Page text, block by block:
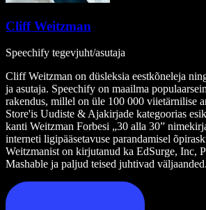
Cliff Weitzman
Speechify tegevjuht/asutaja
Cliff Weitzman on düsleksia eestkõneleja
ja asutaja. Speechify on maailma
rakendus, millel on üle 100 000 viietärnilise
Store'is Uudiste & Ajakirjade kategoorias
kanti Weitzman Forbesi „30 alla 30”
interneti ligipääsetavuse parandamisel
Weitzmanist on kirjutanud ka EdSurge, Inc,
Mashable ja paljud teised juhtivad väljaanded.